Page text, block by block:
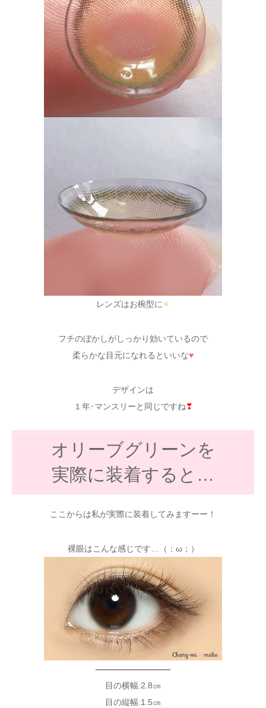
レンズはお椀型に✧
フチのぼかしがしっかり効いているので
柔らかな目元になれるといいな♥
デザインは
１年･マンスリーと同じですね❣
オリーブグリーンを
実際に装着すると…
ここからは私が実際に装着してみますーー！
裸眼はこんな感じです…（：ω；）
—————————
目の横幅:2.8㎝
目の縦幅:1.5㎝